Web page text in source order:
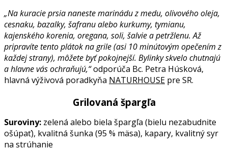
„Na kuracie prsia naneste marinádu z medu, olivového oleja,
cesnaku, bazalky, šafranu alebo kurkumy, tymianu,
kajenského korenia, oregana, soli, šalvie a petržlenu. Až
pripravíte tento plátok na grile (asi 10 minútovým opečením z
každej strany), môžete byť pokojnejší. Bylinky skvelo chutnajú
a hlavne vás ochraňujú,“odporúča Bc. Petra Húsková,
hlavná výživová poradkyňa NATURHOUSE pre SR.
Grilovaná špargľa
Suroviny: zelená alebo biela špargľa (bielu nezabudnite
ošúpať), kvalitná šunka (95 % mäsa), kapary, kvalitný syr
na strúhanie